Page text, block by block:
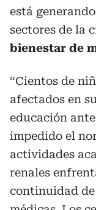
está
sectores de la
bienestar de
“Cientos de
afectados en
educación
impedido el
actividades
renales
continuidad